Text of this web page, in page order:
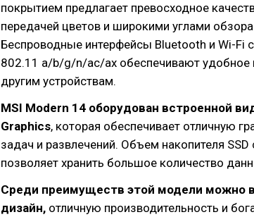
покрытием предлагает превосходное
передачей цветов и широкими углами
Беспроводные интерфейсы Bluetooth и Wi-Fi
802.11 a/b/g/n/ac/ax обеспечивают удобное
другим устройствам.
MSI Modern 14 оборудован встроенной
Graphics, которая обеспечивает отличную
задач и развлечений. Объем накопителя SSD
позволяет хранить большое количество
Среди преимуществ этой модели можно
дизайн, отличную производительность и